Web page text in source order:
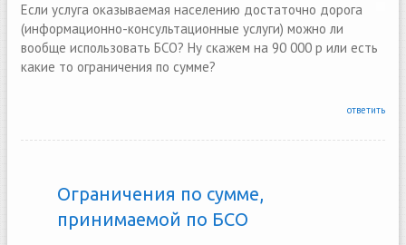
Если услуга оказываемая населению достаточно дорога
(информационно-консультационные услуги) можно ли
вообще использовать БСО? Ну скажем на 90 000 р или есть
какие то ограничения по сумме?
ответить
Ограничения по сумме,
принимаемой по БСО